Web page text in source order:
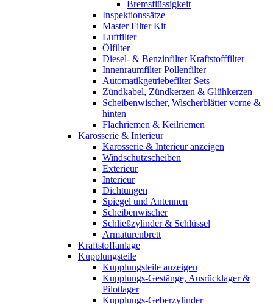
Bremsflüssigkeit
Inspektionssätze
Master Filter Kit
Luftfilter
Ölfilter
Diesel- & Benzinfilter Kraftstofffilter
Innenraumfilter Pollenfilter
Automatikgetriebefilter Sets
Zündkabel, Zündkerzen & Glühkerzen
Scheibenwischer, Wischerblätter vorne &
hinten
Flachriemen & Keilriemen
Karosserie & Interieur
Karosserie & Interieur anzeigen
Windschutzscheiben
Exterieur
Interieur
Dichtungen
Spiegel und Antennen
Scheibenwischer
Schließzylinder & Schlüssel
Armaturenbrett
Kraftstoffanlage
Kupplungsteile
Kupplungsteile anzeigen
Kupplungs-Gestänge, Ausrücklager &
Pilotlager
Kupplungs-Geberzylinder